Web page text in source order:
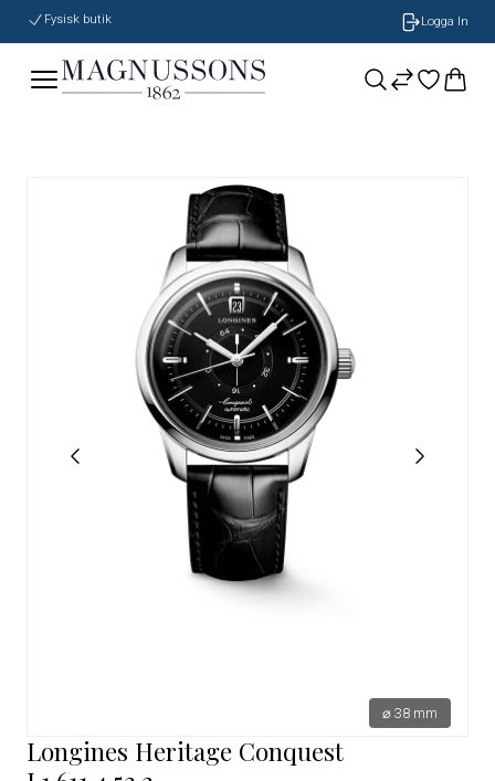
Fysisk butik Logga In
⌀ 38 mm
Longines Heritage Conquest